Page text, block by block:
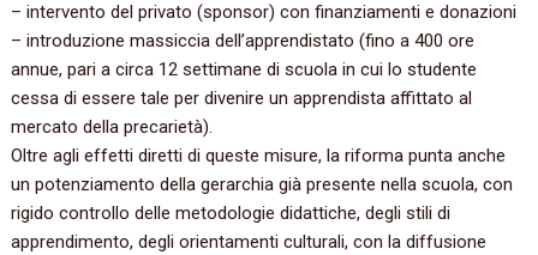
– intervento del privato (sponsor) con finanziamenti e donazioni
– introduzione massiccia dell’apprendistato (fino a 400 ore
annue, pari a circa 12 settimane di scuola in cui lo studente
cessa di essere tale per divenire un apprendista affittato al
mercato della precarietà).
Oltre agli effetti diretti di queste misure, la riforma punta anche
un potenziamento della gerarchia già presente nella scuola, con
rigido controllo delle metodologie didattiche, degli stili di
apprendimento, degli orientamenti culturali, con la diffusione